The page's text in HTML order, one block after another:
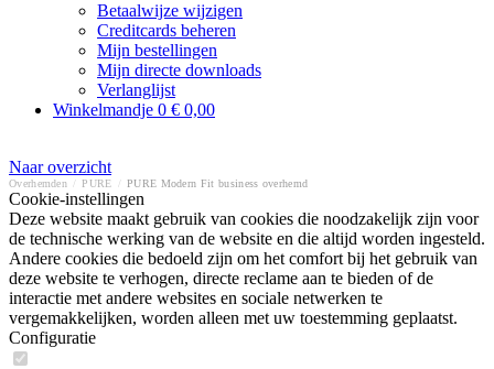
Betaalwijze wijzigen
Creditcards beheren
Mijn bestellingen
Mijn directe downloads
Verlanglijst
Winkelmandje 0 € 0,00
Naar overzicht
Overhemden PURE PURE Modern Fit business overhemd
Cookie-instellingen
Deze website maakt gebruik van cookies die noodzakelijk zijn voor
de technische werking van de website en die altijd worden ingesteld.
Andere cookies die bedoeld zijn om het comfort bij het gebruik van
deze website te verhogen, directe reclame aan te bieden of de
interactie met andere websites en sociale netwerken te
vergemakkelijken, worden alleen met uw toestemming geplaatst.
Configuratie